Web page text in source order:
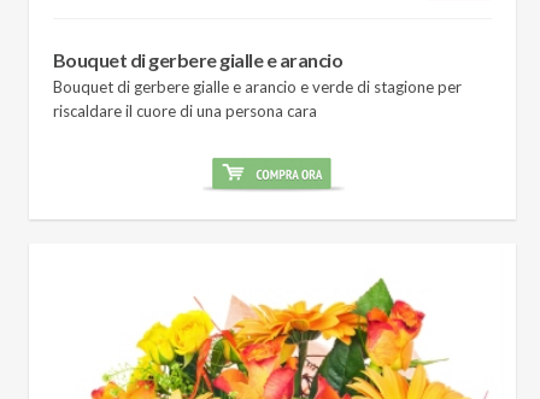
Bouquet di gerbere gialle e arancio
Bouquet di gerbere gialle e arancio e verde di stagione per
riscaldare il cuore di una persona cara